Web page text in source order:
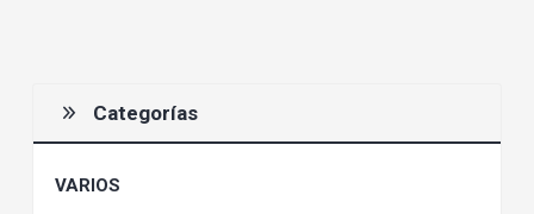
Categorías
VARIOS